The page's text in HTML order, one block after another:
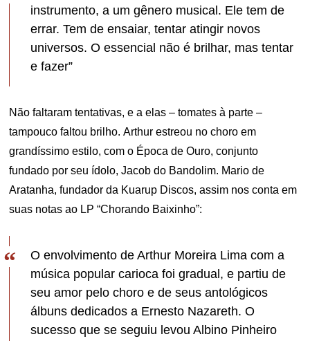
instrumento, a um gênero musical. Ele tem de
errar. Tem de ensaiar, tentar atingir novos
universos. O essencial não é brilhar, mas tentar
e fazer”
Não faltaram tentativas, e a elas – tomates à parte –
tampouco faltou brilho.Arthur estreou no choro em
grandíssimo estilo, com o Época de Ouro, conjunto
fundado por seu ídolo, Jacob do Bandolim. Mario de
Aratanha, fundador da Kuarup Discos, assim nos conta em
suas notas ao LP “Chorando Baixinho”:
O envolvimento de Arthur Moreira Lima com a
música popular carioca foi gradual, e partiu de
seu amor pelo choro e de seus antológicos
álbuns dedicados a Ernesto Nazareth. O
sucesso que se seguiu levou Albino Pinheiro